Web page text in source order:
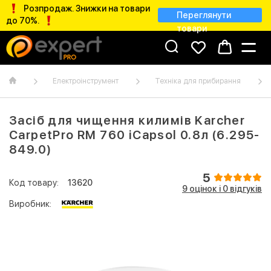
Розпродаж. Знижки на товари
до 70%.
Переглянути
товари
Електроінструмент Техніка для прибирання
Засіб для чищення килимів Karcher
CarpetPro RM 760 iCapsol 0.8л (6.295-
849.0)
Код товару: 13620 5
9 оцінок і 0 відгуків
Виробник: